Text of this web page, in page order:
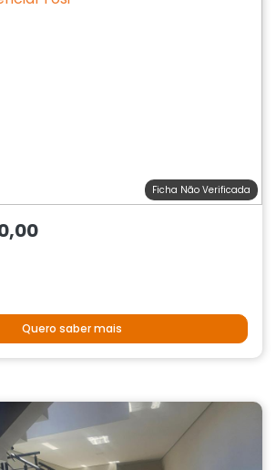
Ficha Não Verificada
Quero saber mais